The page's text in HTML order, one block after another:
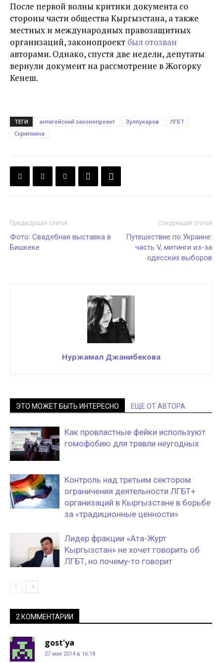
После первой волны критики документа со
стороны части общества Кыргызстана, а также
местных и международных правозащитных
организаций, законопроект был отозван
авторами. Однако, спустя две недели, депутаты
вернули документ на рассмотрение в Жогорку
Кенеш.
ТЕГИ антигейский законопроект Зулпукаров
ЛГБТ
Скрипкина
Предыдущая статья
Фото: Свадебная выставка в
Бишкеке
Следующая статья
Путешествие по Украине:
часть V, митинги из-за
одесских выборов
Нуржамал Джанибекова
ЭТО МОЖЕТ БЫТЬ ИНТЕРЕСНО ЕЩЕ ОТ АВТОРА
Как провластные фейки используют
гомофобию для травли неугодных
Контроль над третьим сектором:
ограничения деятельности ЛГБТ+
организаций в Кыргызстане в борьбе
за «традиционные ценности»
Лидер фракции «Ата-Журт
Кыргызстан» не хочет говорить об
ЛГБТ, но почему-то говорит
2 КОММЕНТАРИИ
gost'ya
27 мая 2014 в 16:18